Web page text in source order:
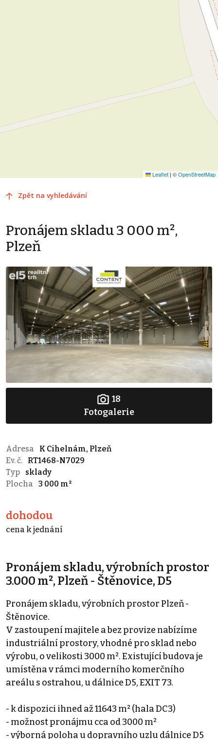
Leaflet | ©OpenStreetMap
Zpět na vyhledávání
Pronájem skladu 3 000 m²,
Plzeň
18
Fotogalerie
Adresa
K Cihelnám, Plzeň
Ev. č.
RT1468-N7029
Typ
sklady
Plocha
3 000 m²
dohodou
cena k jednání
Pronájem skladu, výrobních prostor
3.000 m², Plzeň - Štěnovice, D5
Pronájem skladu, výrobních prostor Plzeň -
Štěnovice.
V zastoupení majitele a bez provize nabízíme
industriální prostory, vhodné pro sklad nebo
výrobu, o velikosti 3000 m². Existující budova je
umístěna v rámci moderního komerčního
areálu s ostrahou, u dálnice D5, EXIT 73.
- k dispozici ihned až 11643 m² (hala DC3)
- možnost pronájmu cca od 3000 m²
- výborná poloha u dopravního uzlu dálnice D5